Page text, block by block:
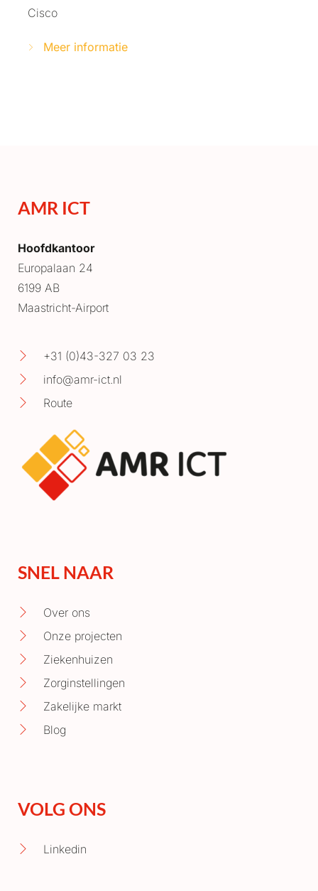
Cisco
Meer informatie
AMR ICT
Hoofdkantoor
Europalaan 24
6199 AB
Maastricht-Airport
+31 (0)43-327 03 23
info@amr-ict.nl
Route
SNEL NAAR
Over ons
Onze projecten
Ziekenhuizen
Zorginstellingen
Zakelijke markt
Blog
VOLG ONS
Linkedin